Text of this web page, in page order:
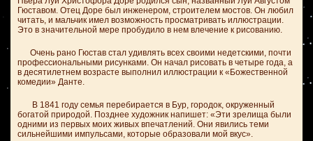
Гюставом. Отец Доре был инженером, строителем мостов. Он любил
читать, и мальчик имел возможность просматривать иллюстрации.
Это в значительной мере пробудило в нем влечение к рисованию.
Очень рано Гюстав стал удивлять всех своими недетскими, почти
профессиональными рисунками. Он начал рисовать в четыре года, а
в десятилетнем возрасте выполнил иллюстрации к «Божественной
комедии» Данте.
В 1841 году семья перебирается в Бур, городок, окруженный
богатой природой. Позднее художник напишет: «Эти зрелища были
одними из первых моих живых впечатлений. Они явились теми
сильнейшими импульсами, которые образовали мой вкус».